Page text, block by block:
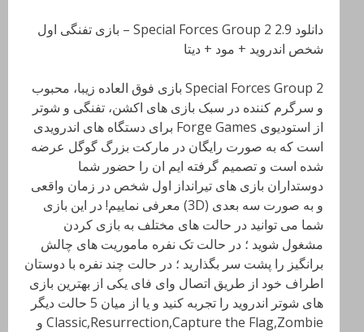
دانلود Special Forces Group 2 2.9 – بازی تفنگی اول
شخص اندروید + مود + دیتا
Special Forces Group 2 بازی فوق العاده زیبا، محبوب
و سرگرم کننده در سبک بازی های اکشن، تفنگی و شوتر
از استودیوی Forge Games برای دستگاه های اندرویدی
است که به صورت رایگان در مارکت بزرگ گوگل عرضه
شده است و تصمیم گرفته ایم ان را حضور شما
دوستداران بازی های تیرانداز اول شخص در زمان واقعی
و به صورت سه بعدی (3D) معرفی نماییم! در این بازی
شما می توانید در حالت های مختلف به بازی کردن
مشغول شوید ؛ در حالت تک نفره ماموریت های چالش
برانگیز را پشت سر بگذارید ؛ در حالت چند نفره با دوستان
اطراف خود از طریق اتصال وای فای یکی از بهترین بازی
های شوتر اندروید را تجربه کنید و یا از میان 5 حالت دیگر
Classic,Resurrection,Capture the Flag,Zombie و